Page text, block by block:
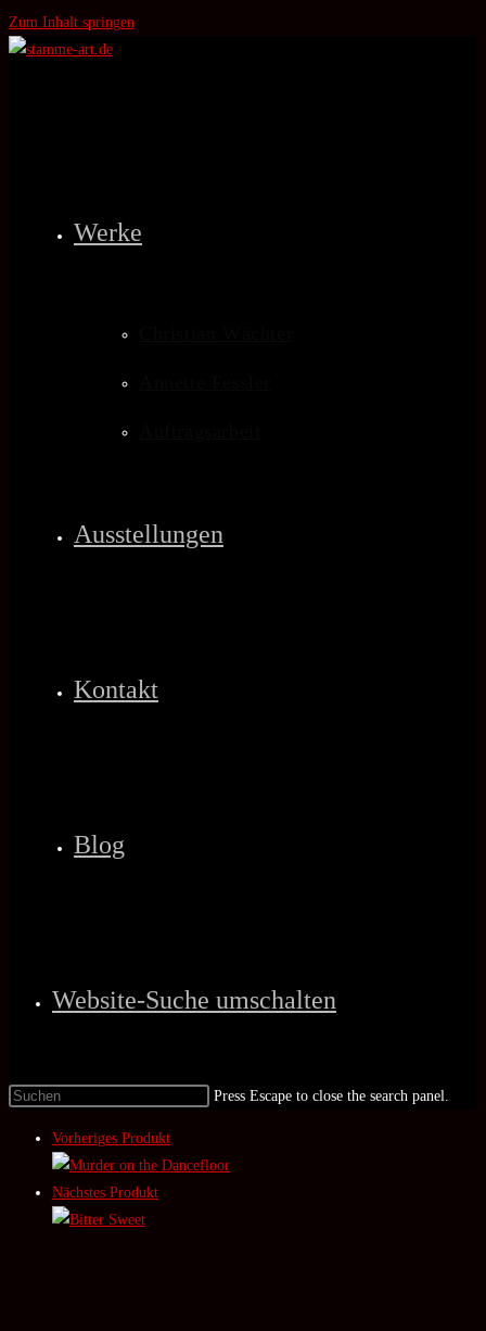
Zum Inhalt springen
Werke
Ausstellungen
Kontakt
Blog
Website-Suche umschalten
Press Escape to close the search panel.
Vorheriges Produkt
Nächstes Produkt